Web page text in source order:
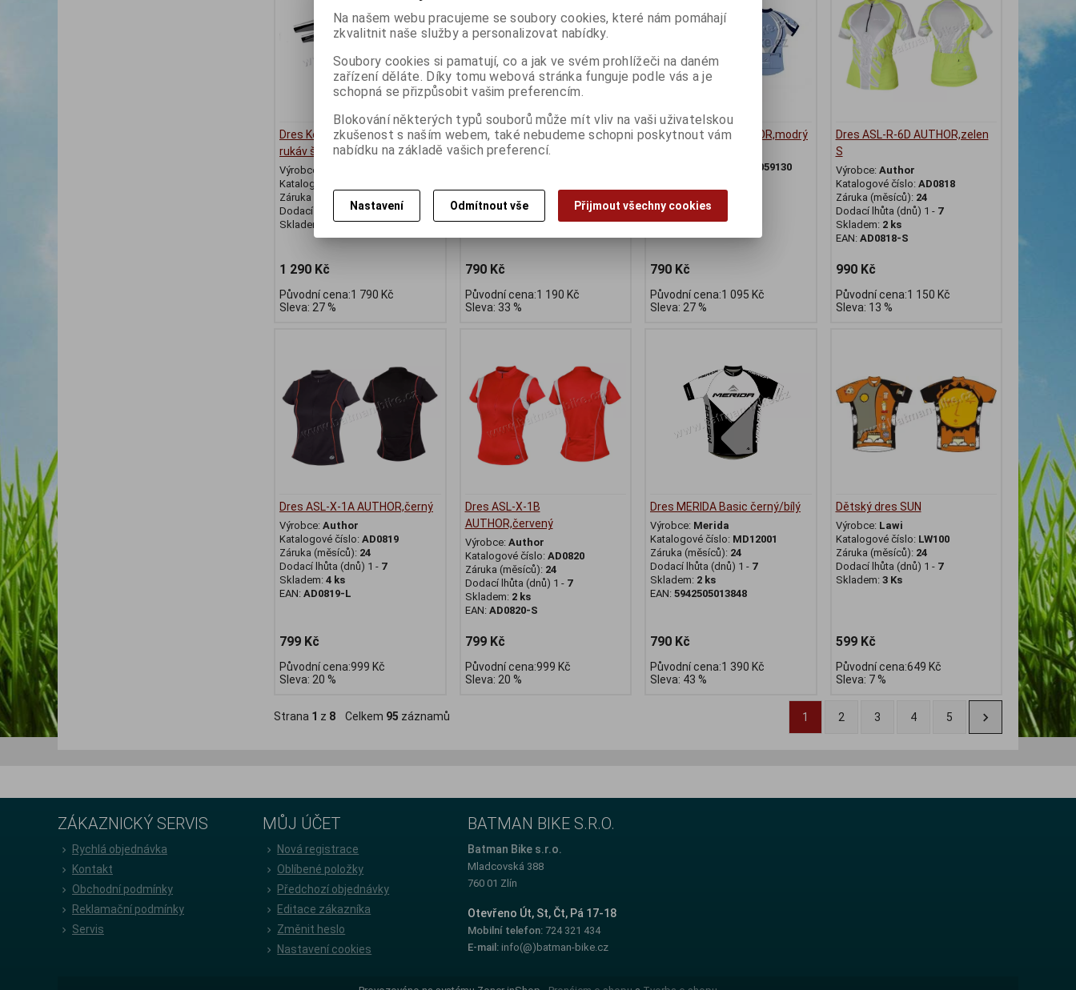
Dres Kellys PRO Team dlouhý
rukáv šedý
Výrobce:
Katalogové číslo:
Záruka (měsíců):
Dodací lhůta (dnů) 1 -7
Skladem:
2 Ks
1 290 Kč
Původní cena:1 790 Kč
Sleva: 27 %
Dres AS-7A AUTHOR,modrý
Výrobce:Author
Dodací lhůta (dnů) 1 -
Skladem:2 ks
EAN:AD07059101
790 Kč
Původní cena:1 190 Kč
Sleva: 33 %
Dres ASL-R-4A AUTHOR,modrý
AD07059130
Dodací lhůta (dnů) 1 -
Skladem:4 ks
EAN:AD07059131
790 Kč
Původní cena:1 095 Kč
Sleva: 27 %
Dres ASL-R-6D AUTHOR,zelen
S
Výrobce: Author
Katalogové číslo: AD0818
Záruka (měsíců): 24
Dodací lhůta (dnů) 1 -7
Skladem: 2 ks
EAN: AD0818-S
990 Kč
Původní cena:1 150 Kč
Sleva: 13 %
Dres ASL-X-1A AUTHOR,černý
Výrobce: Author
Katalogové číslo: AD0819
Záruka (měsíců): 24
Dodací lhůta (dnů) 1 - 7
Skladem: 4 ks
EAN: AD0819-L
799 Kč
Původní cena:999 Kč
Sleva: 20 %
Dres ASL-X-1B
AUTHOR,červený
Výrobce: Author
Katalogové číslo: AD0820
Záruka (měsíců): 24
Dodací lhůta (dnů) 1 -7
Skladem: 2 ks
EAN: AD0820-S
799 Kč
Původní cena:999 Kč
Sleva: 20 %
Dres MERIDA Basic černý/bílý
Výrobce: Merida
Katalogové číslo: MD12001
Záruka (měsíců): 24
Dodací lhůta (dnů) 1 - 7
Skladem: 2 ks
EAN: 5942505013848
790 Kč
Původní cena:1 390 Kč
Sleva: 43 %
Dětský dres SUN
Výrobce: Lawi
Katalogové číslo: LW100
Záruka (měsíců): 24
Dodací lhůta (dnů) 1 -7
Skladem: 3 Ks
599 Kč
Původní cena:649 Kč
Sleva: 7 %
Strana 1 z 8 Celkem 95 záznamů 1 2 3 4 5
ZÁKAZNICKÝ SERVIS
Rychlá objednávka
Kontakt
Obchodní podmínky
Reklamační podmínky
Servis
MŮJ ÚČET
Nová registrace
Oblíbené položky
Předchozí objednávky
Editace zákazníka
Změnit heslo
Nastavení cookies
BATMAN BIKE S.R.O.
Batman Bike s.r.o.
Mladcovská 388
760 01 Zlín
Otevřeno Út, St, Čt, Pá 17-18
Mobilní telefon:724 321 434
E-mail: info(@)batman-bike.cz
Na našem webu pracujeme se soubory cookies, které nám pomáhají
zkvalitnit naše služby a personalizovat nabídky.
Soubory cookies si pamatují, co a jak ve svém prohlížeči na daném
zařízení děláte. Díky tomu webová stránka funguje podle vás a je
schopná se přizpůsobit vašim preferencím.
Blokování některých typů souborů může mít vliv na vaši uživatelskou
zkušenost s naším webem, také nebudeme schopni poskytnout vám
nabídku na základě vašich preferencí.
Nastavení Odmítnout vše Přijmout všechny cookies